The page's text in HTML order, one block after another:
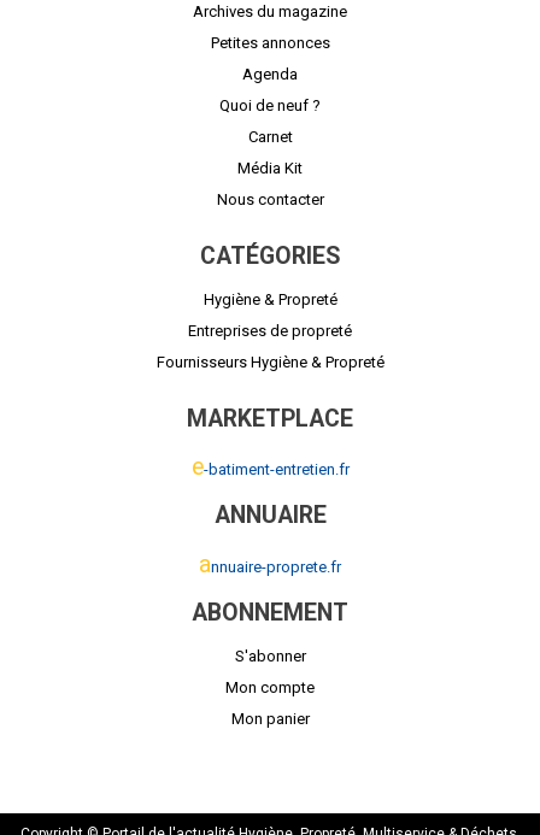
Archives du magazine
Petites annonces
Agenda
Quoi de neuf ?
Carnet
Média Kit
Nous contacter
CATÉGORIES
Hygiène & Propreté
Entreprises de propreté
Fournisseurs Hygiène & Propreté
MARKETPLACE
e-batiment-entretien.fr
ANNUAIRE
annuaire-proprete.fr
ABONNEMENT
S'abonner
Mon compte
Mon panier